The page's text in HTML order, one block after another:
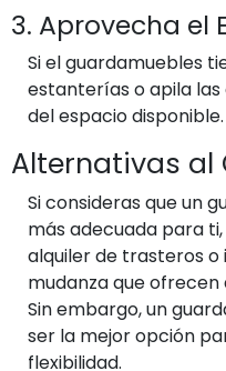
3. Aprovecha el
Si el guardamuebles
estanterías o apila las
del espacio disponible.
Alternativas al
Si consideras que un
más adecuada para
alquiler de trasteros o
mudanza que
Sin embargo, un
ser la mejor opción
flexibilidad.